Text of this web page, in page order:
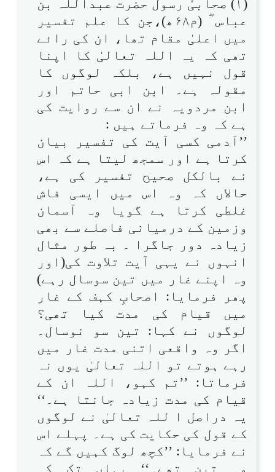
(۱) صحابیٔ رسول حضرت عبداللہ بن
عباس ؓ (م۶۸ھ)،جن کا علم تفسیر
میں اعلیٰ مقام تھا، ان کی رائے
تھی کہ یہ اللہ تعالیٰ کا اپنا
قول نہیں ہے، بلکہ لوگوں کا
مقولہ ہے۔ ابن ابی حاتم اور
ابن مردویہ نے ان سے روایت کی
ہے کہ وہ فرماتے ہیں :
’’آدمی کسی آیت کی تفسیر بیان
کرتا ہے اور سمجھ لیتا ہے کہ اس
نے بالکل صحیح تفسیر کی ہے،
حالاں کہ وہ اس میں ایسی فاش
غلطی کرتا ہے گویا وہ آسمان
وزمین کے درمیانی فاصلے سے بھی
زیادہ دور جاگرا ۔ بہ طور مثال
انہوں نے یہی آیت تلاوت کی(اور
وہ اپنے غار میں تین سوسال رہے)
پھر فرمایا: اصحابِ کہف کے غار
میں قیام کی مدت کیا تھی؟
لوگوں نے کہا: تین سو نوسال۔
اگر وہ واقعی اتنی مدت غار میں
رہے ہوتے تو اللہ تعالیٰ یوں نہ
فرماتا: ’’تم کہو، اللہ ان کے
قیام کی مدت زیادہ جانتا ہے۔‘‘
یہ دراصل ا للہ تعالیٰ نے لوگوں
کے قول کی حکایت کی ہے۔ پہلے اس
نے فرمایا: ’’کچھ لوگ کہیں گے کہ
وہ تین تھے۔‘‘ یہاں تک کہ